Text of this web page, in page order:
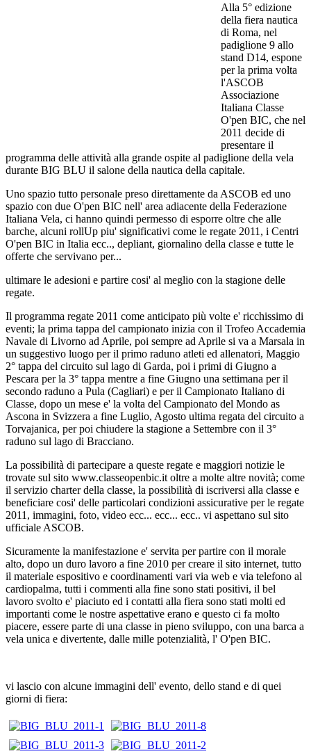
Alla 5° edizione
della fiera nautica
di Roma, nel
padiglione 9 allo
stand D14, espone
per la prima volta
l'ASCOB
Associazione
Italiana Classe
O'pen BIC, che nel
2011 decide di
presentare il
programma delle attività alla grande ospite al padiglione della vela
durante BIG BLU il salone della nautica della capitale.
Uno spazio tutto personale preso direttamente da ASCOB ed uno
spazio con due O'pen BIC nell' area adiacente della Federazione
Italiana Vela, ci hanno quindi permesso di esporre oltre che alle
barche, alcuni rollUp piu' significativi come le regate 2011, i Centri
O'pen BIC in Italia ecc.., depliant, giornalino della classe e tutte le
offerte che servivano per...
ultimare le adesioni e partire cosi' al meglio con la stagione delle
regate.
Il programma regate 2011 come anticipato più volte e' ricchissimo di
eventi; la prima tappa del campionato inizia con il Trofeo Accademia
Navale di Livorno ad Aprile, poi sempre ad Aprile si va a Marsala in
un suggestivo luogo per il primo raduno atleti ed allenatori, Maggio
2° tappa del circuito sul lago di Garda, poi i primi di Giugno a
Pescara per la 3° tappa mentre a fine Giugno una settimana per il
secondo raduno a Pula (Cagliari) e per il Campionato Italiano di
Classe, dopo un mese e' la volta del Campionato del Mondo as
Ascona in Svizzera a fine Luglio, Agosto ultima regata del circuito a
Torvajanica, per poi chiudere la stagione a Settembre con il 3°
raduno sul lago di Bracciano.
La possibilità di partecipare a queste regate e maggiori notizie le
trovate sul sito www.classeopenbic.it oltre a molte altre novità; come
il servizio charter della classe, la possibilità di iscriversi alla classe e
beneficiare cosi' delle particolari condizioni assicurative per le regate
2011, immagini, foto, video ecc... ecc... ecc.. vi aspettano sul sito
ufficiale ASCOB.
Sicuramente la manifestazione e' servita per partire con il morale
alto, dopo un duro lavoro a fine 2010 per creare il sito internet, tutto
il materiale espositivo e coordinamenti vari via web e via telefono al
cardiopalma, tutti i commenti alla fine sono stati positivi, il bel
lavoro svolto e' piaciuto ed i contatti alla fiera sono stati molti ed
importanti come le nostre aspettative erano e questo ci fa molto
piacere, essere parte di una classe in pieno sviluppo, con una barca a
vela unica e divertente, dalle mille potenzialità, l' O'pen BIC.
vi lascio con alcune immagini dell' evento, dello stand e di quei
giorni di fiera: